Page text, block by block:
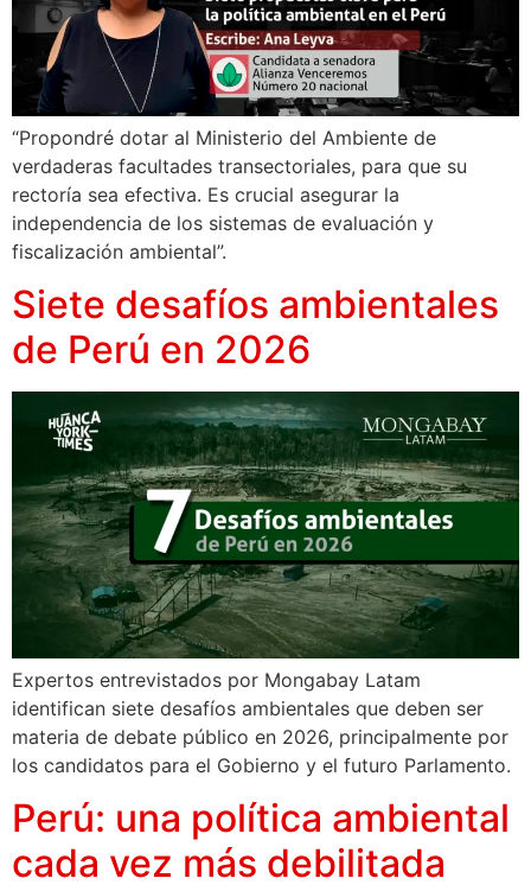
“Propondré dotar al Ministerio del Ambiente de
verdaderas facultades transectoriales, para que su
rectoría sea efectiva. Es crucial asegurar la
independencia de los sistemas de evaluación y
fiscalización ambiental”.
Siete desafíos ambientales
de Perú en 2026
Expertos entrevistados por Mongabay Latam
identifican siete desafíos ambientales que deben ser
materia de debate público en 2026, principalmente por
los candidatos para el Gobierno y el futuro Parlamento.
Perú: una política ambiental
cada vez más debilitada